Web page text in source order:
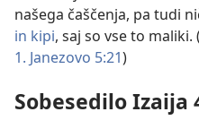
našega čaščenja, pa tudi
in kipi, saj so vse to maliki. (
1. Janezovo 5:21)
Sobesedilo Izaija